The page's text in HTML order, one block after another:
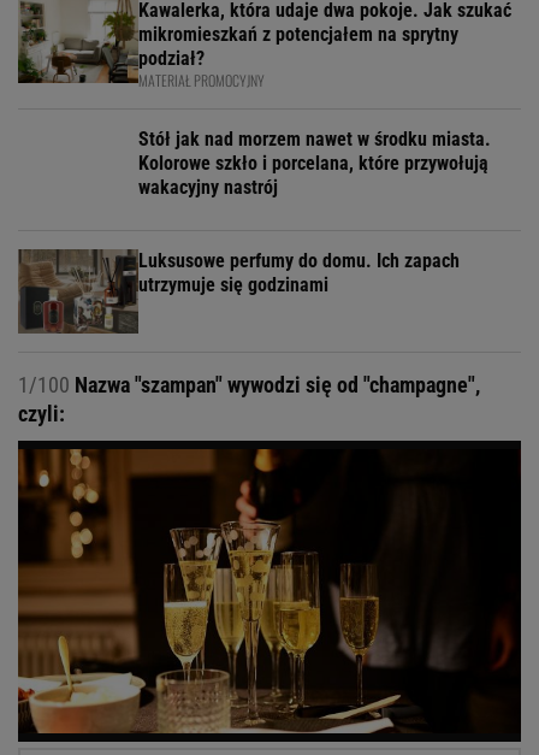
Kawalerka, która udaje dwa pokoje. Jak szukać
mikromieszkań z potencjałem na sprytny
podział?
MATERIAŁ PROMOCYJNY
Stół jak nad morzem nawet w środku miasta.
Kolorowe szkło i porcelana, które przywołują
wakacyjny nastrój
Luksusowe perfumy do domu. Ich zapach
utrzymuje się godzinami
1/100 Nazwa "szampan" wywodzi się od "champagne",
czyli: